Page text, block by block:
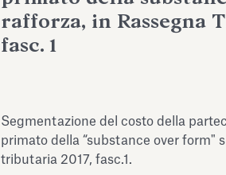
rafforza, in Rassegna
fasc. 1
Segmentazione del costo della
primato della “substance over form"
tributaria 2017, fasc.1.